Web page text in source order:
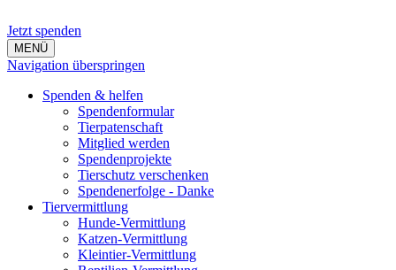
Jetzt spenden
MENÜ
Navigation überspringen
Spenden & helfen
Spendenformular
Tierpatenschaft
Mitglied werden
Spendenprojekte
Tierschutz verschenken
Spendenerfolge - Danke
Tiervermittlung
Hunde-Vermittlung
Katzen-Vermittlung
Kleintier-Vermittlung